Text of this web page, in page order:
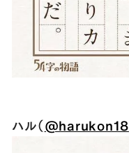
ハル（@harukon18